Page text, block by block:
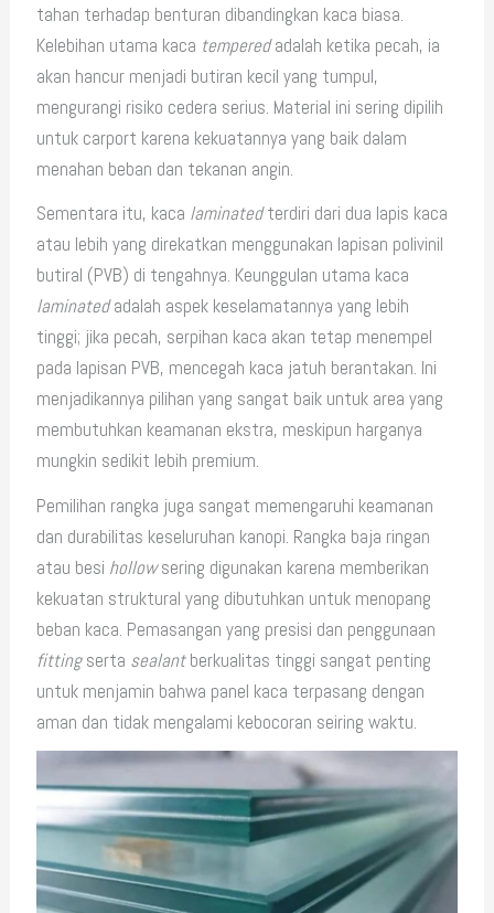
tahan terhadap benturan dibandingkan kaca biasa.
Kelebihan utama kaca temperedadalah ketika pecah, ia
akan hancur menjadi butiran kecil yang tumpul,
mengurangi risiko cedera serius. Material ini sering dipilih
untuk carport karena kekuatannya yang baik dalam
menahan beban dan tekanan angin.
Sementara itu, kaca laminatedterdiri dari dua lapis kaca
atau lebih yang direkatkan menggunakan lapisan polivinil
butiral (PVB) di tengahnya. Keunggulan utama kaca
laminatedadalah aspek keselamatannya yang lebih
tinggi; jika pecah, serpihan kaca akan tetap menempel
pada lapisan PVB, mencegah kaca jatuh berantakan. Ini
menjadikannya pilihan yang sangat baik untuk area yang
membutuhkan keamanan ekstra, meskipun harganya
mungkin sedikit lebih premium.
Pemilihan rangka juga sangat memengaruhi keamanan
dan durabilitas keseluruhan kanopi. Rangka baja ringan
atau besi hollowsering digunakan karena memberikan
kekuatan struktural yang dibutuhkan untuk menopang
beban kaca. Pemasangan yang presisi dan penggunaan
fittingserta sealantberkualitas tinggi sangat penting
untuk menjamin bahwa panel kaca terpasang dengan
aman dan tidak mengalami kebocoran seiring waktu.